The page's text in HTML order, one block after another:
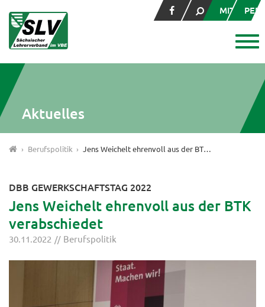
MITGLIED
Aktuelles
Berufspolitik Jens Weichelt ehrenvoll aus der BTK verabschiedet
DBB GEWERKSCHAFTSTAG 2022
Jens Weichelt ehrenvoll aus der BTK
verabschiedet
30.11.2022 Berufspolitik